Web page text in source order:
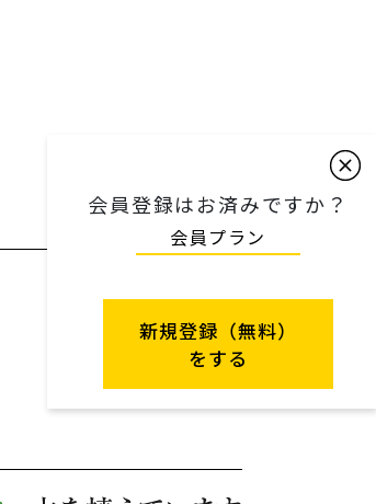
会員登録はお済みですか？
会員プラン
新規登録（無料）
をする